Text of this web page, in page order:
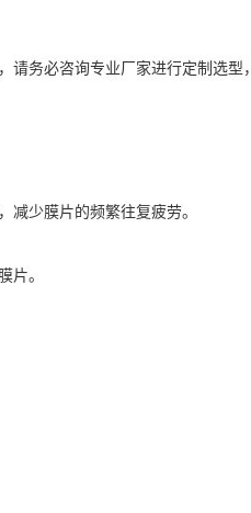
务必咨询专业厂家进行定制选型，
少膜片的频繁往复疲劳。
片。